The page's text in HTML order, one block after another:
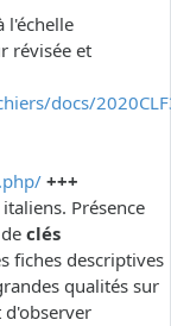
l'échelle
révisée et
docs/
+++
Présence
clés
fiches descriptives
qualités sur
d'observer